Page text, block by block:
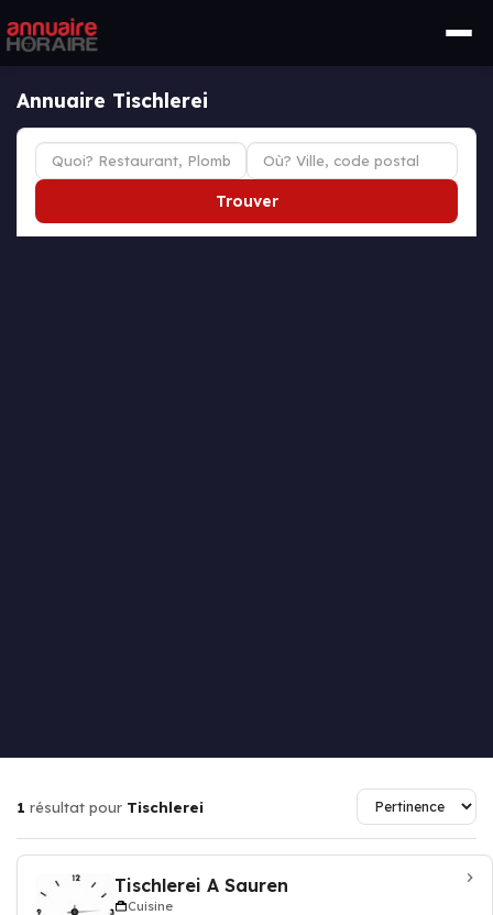
Annuaire Tischlerei
Trouver
1 résultat pour Tischlerei
Tischlerei A Sauren
Cuisine